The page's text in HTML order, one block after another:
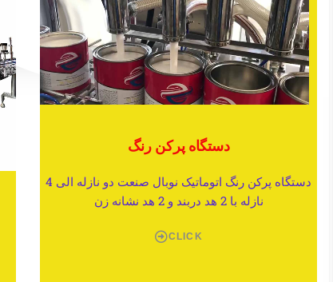
دستگاه پرکن رنگ
دستگاه پرکن رنگ اتوماتیک نوبال صنعت دو نازله الی 4
نازله با 2 هد دربند و 2 هد نشانه زن
CLICK